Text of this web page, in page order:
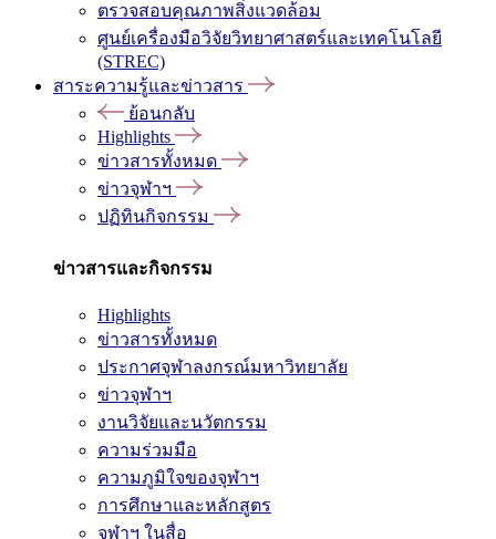
ตรวจสอบคุณภาพสิ่งแวดล้อม
ศูนย์เครื่องมือวิจัยวิทยาศาสตร์และเทคโนโลยี
(STREC)
สาระความรู้และข่าวสาร
ย้อนกลับ
Highlights
ข่าวสารทั้งหมด
ข่าวจุฬาฯ
ปฏิทินกิจกรรม
ข่าวสารและกิจกรรม
Highlights
ข่าวสารทั้งหมด
ประกาศจุฬาลงกรณ์มหาวิทยาลัย
ข่าวจุฬาฯ
งานวิจัยและนวัตกรรม
ความร่วมมือ
ความภูมิใจของจุฬาฯ
การศึกษาและหลักสูตร
จุฬาฯ ในสื่อ